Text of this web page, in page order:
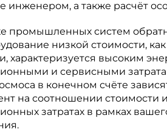
инженером, а также расчёт
промышленных систем
низкой стоимости,
характеризуется высоким
и сервисными
в конечном счёте
на соотношении стоимости
затратах в рамках